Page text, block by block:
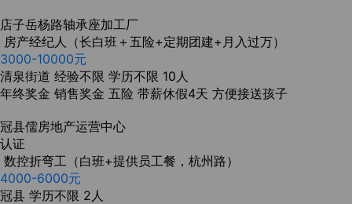
店子岳杨路轴承座加工厂
房产经纪人（长白班＋五险+定期团建+月入过万）
3000-10000元
清泉街道 经验不限 学历不限 10人
年终奖金 销售奖金 五险 带薪休假4天 方便接送孩子
冠县儒房地产运营中心
认证
数控折弯工（白班+提供员工餐，杭州路）
4000-6000元
冠县 学历不限 2人